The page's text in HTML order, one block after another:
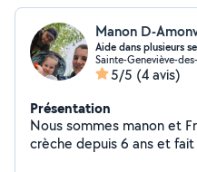
Manon D-
Aide dans plusieurs
Sainte-Geneviève-
5/5 (4 avis)
Présentation
Nous sommes manon et
crèche depuis 6 ans et